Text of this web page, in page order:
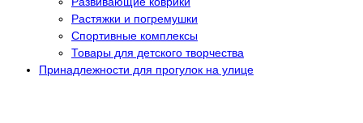
Растяжки и погремушки
Спортивные комплексы
Товары для детского творчества
Принадлежности для прогулок на улице